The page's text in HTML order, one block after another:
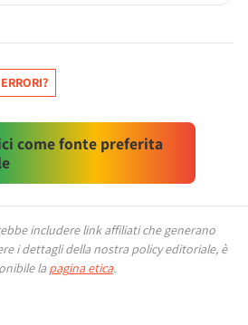
come fonte preferita
includere link affiliati che generano
i dettagli della nostra policy editoriale, è
la pagina etica.